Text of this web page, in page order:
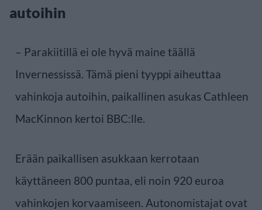
autoihin
– Parakiitillä ei ole hyvä maine täällä
Invernessissä. Tämä pieni tyyppi aiheuttaa
vahinkoja autoihin, paikallinen asukas Cathleen
MacKinnon kertoi BBC:lle.
Erään paikallisen asukkaan kerrotaan
käyttäneen 800 puntaa, eli noin 920 euroa
vahinkojen korvaamiseen. Autonomistajat ovat